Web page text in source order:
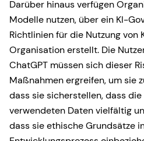
Darüber hinaus verfügen
Modelle nutzen, über ein KI-
Richtlinien für die Nutzung von
Organisation erstellt. Die
ChatGPT müssen sich dieser
Maßnahmen ergreifen, um sie
dass sie sicherstellen, dass
verwendeten Daten vielfältig
dass sie ethische Grundsätze